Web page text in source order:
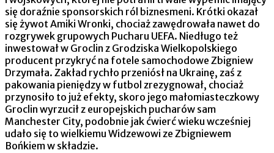
się doraźnie sponsorskich ról biznesmeni. Krótki okazał
się żywot Amiki Wronki, chociaż zawędrowała nawet do
rozgrywek grupowych Pucharu UEFA. Niedługo też
inwestował w Groclin z Grodziska Wielkopolskiego
producent przykryć na fotele samochodowe Zbigniew
Drzymała. Zakład rychło przeniósł na Ukrainę, zaś z
pakowania pieniędzy w futbol zrezygnował, chociaż
przynosiło to już efekty, skoro jego małomiasteczkowy
Groclin wyrzucił z europejskich pucharów sam
Manchester City, podobnie jak ćwierć wieku wcześniej
udało się to wielkiemu Widzewowi ze Zbigniewem
Bońkiem w składzie.